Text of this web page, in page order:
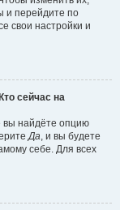
и перейдите по
свои настройки и
сейчас на
вы найдёте опцию
Да, и вы будете
себе. Для всех